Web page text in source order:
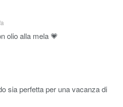
olio alla mela 💗
sia perfetta per una vacanza di